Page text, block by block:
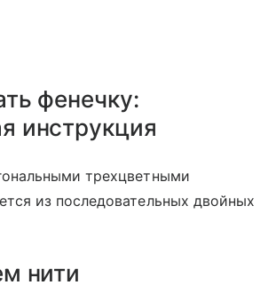
фенечку:
инструкция
трехцветными
из последовательных двойных
нити